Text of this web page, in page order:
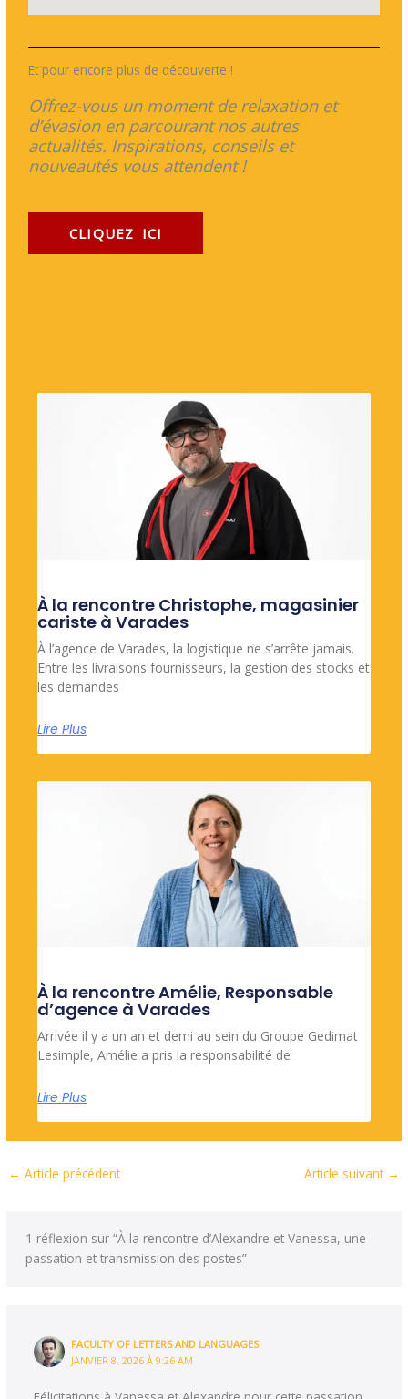
Et pour encore plus de découverte !
Offrez-vous un moment de relaxation et
d’évasion en parcourant nos autres
actualités. Inspirations, conseils et
nouveautés vous attendent !
CLIQUEZ ICI
À la rencontre Christophe, magasinier
cariste à Varades
À l’agence de Varades, la logistique ne s’arrête jamais.
Entre les livraisons fournisseurs, la gestion des stocks et
les demandes
Lire Plus
À la rencontre Amélie, Responsable
d’agence à Varades
Arrivée il y a un an et demi au sein du Groupe Gedimat
Lesimple, Amélie a pris la responsabilité de
Lire Plus
← Article précédent Article suivant →
1 réflexion sur “À la rencontre d’Alexandre et Vanessa, une
passation et transmission des postes”
FACULTY OF LETTERS AND LANGUAGES
JANVIER 8, 2026 À 9:26 AM